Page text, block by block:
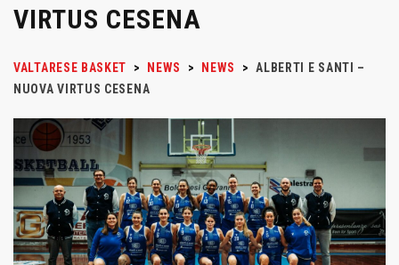
VIRTUS CESENA
VALTARESE BASKET > NEWS > NEWS > ALBERTI E SANTI –
NUOVA VIRTUS CESENA